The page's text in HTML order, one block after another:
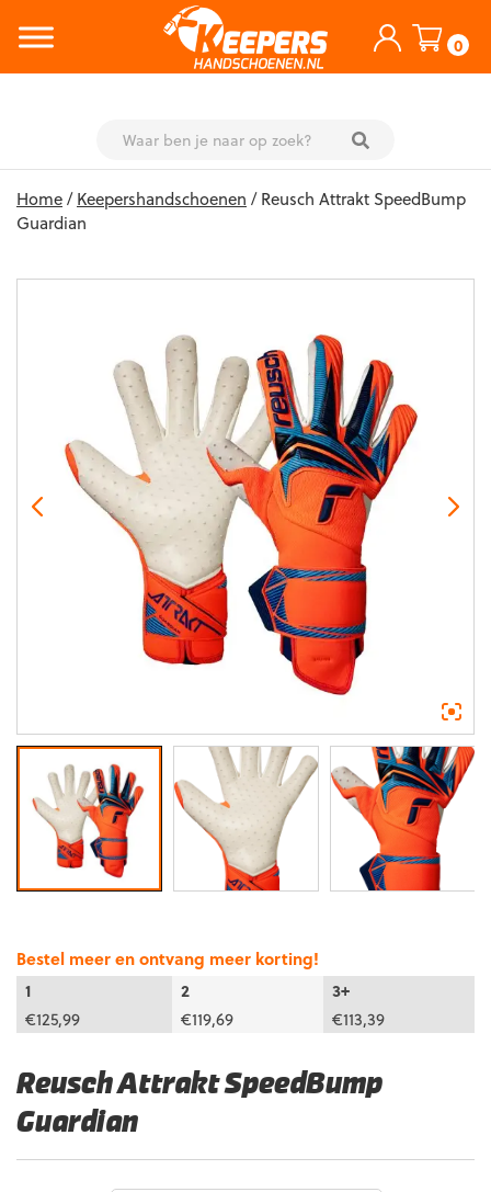
0
content
Home/Keepershandschoenen / Reusch Attrakt SpeedBump
Guardian
Reusch Attrakt SpeedBump
Guardian
Bestel meer en ontvang meer korting!
1
2
3+
€125,99 €119,69 €113,39